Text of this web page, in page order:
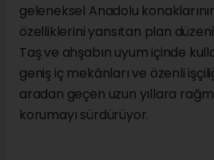
geleneksel Anadolu
özelliklerini yansıtan plan
Taş ve ahşabın uyum içinde
geniş iç mekânları ve özenli
aradan geçen uzun yıllara
korumayı sürdürüyor.